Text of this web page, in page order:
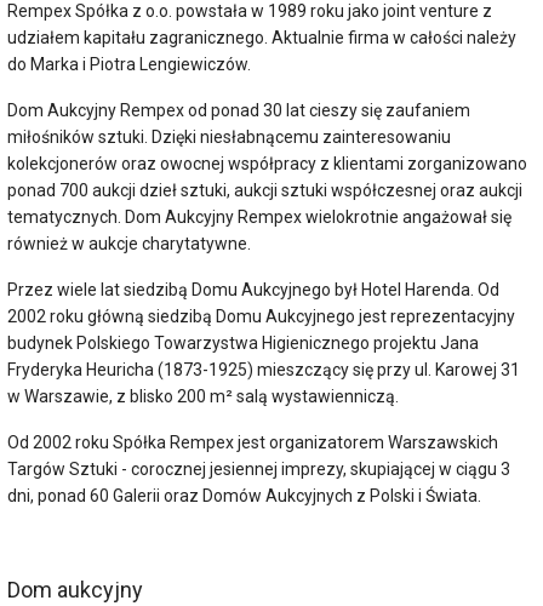
Rempex Spółka z o.o. powstała w 1989 roku jako joint venture z
udziałem kapitału zagranicznego. Aktualnie firma w całości należy
do Marka i Piotra Lengiewiczów.
Dom Aukcyjny Rempex od ponad 30 lat cieszy się zaufaniem
miłośników sztuki. Dzięki niesłabnącemu zainteresowaniu
kolekcjonerów oraz owocnej współpracy z klientami zorganizowano
ponad 700 aukcji dzieł sztuki, aukcji sztuki współczesnej oraz aukcji
tematycznych. Dom Aukcyjny Rempex wielokrotnie angażował się
również w aukcje charytatywne.
Przez wiele lat siedzibą Domu Aukcyjnego był Hotel Harenda. Od
2002 roku główną siedzibą Domu Aukcyjnego jest reprezentacyjny
budynek Polskiego Towarzystwa Higienicznego projektu Jana
Fryderyka Heuricha (1873-1925) mieszczący się przy ul. Karowej 31
w Warszawie, z blisko 200 m² salą wystawienniczą.
Od 2002 roku Spółka Rempex jest organizatorem Warszawskich
Targów Sztuki - corocznej jesiennej imprezy, skupiającej w ciągu 3
dni, ponad 60 Galerii oraz Domów Aukcyjnych z Polski i Świata.
Dom aukcyjny